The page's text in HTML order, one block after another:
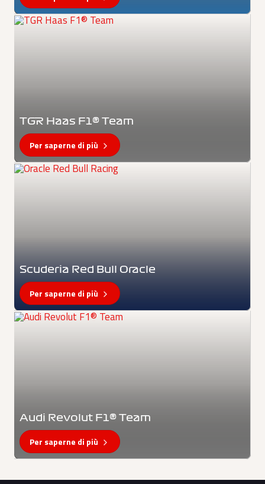
TGR Haas F1® Team
Per saperne di più
Scuderia Red Bull Oracle
Per saperne di più
Audi Revolut F1® Team
Per saperne di più